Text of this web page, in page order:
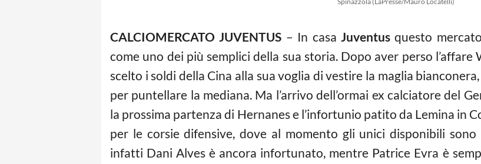
CALCIOMERCATO JUVENTUS – In casa Juventusquesto
come uno dei più semplici della sua storia. Dopo aver perso
scelto i soldi della Cina alla sua voglia di vestire la maglia
per puntellare la mediana. Ma l’arrivo dell’ormai ex calciatore del
la prossima partenza di Hernanes e l’infortunio patito da Lemina in
per le corsie difensive, dove al momento gli unici disponibili
infatti Dani Alves è ancora infortunato, mentre Patrice Evra è